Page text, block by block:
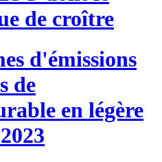
de croître
d'émissions
de
en légère